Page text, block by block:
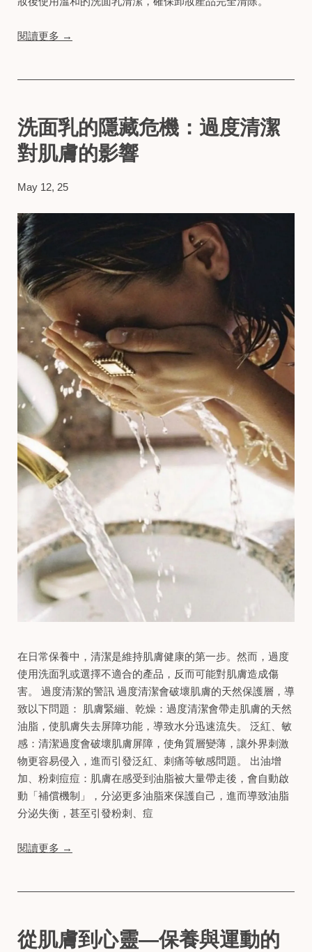
閱讀更多 →
洗面乳的隱藏危機：過度清潔
對肌膚的影響
May 12, 25
在日常保養中，清潔是維持肌膚健康的第一步。然而，過度
使用洗面乳或選擇不適合的產品，反而可能對肌膚造成傷
害。 過度清潔的警訊 過度清潔會破壞肌膚的天然保護層，導
致以下問題： 肌膚緊繃、乾燥：過度清潔會帶走肌膚的天然
油脂，使肌膚失去屏障功能，導致水分迅速流失。 泛紅、敏
感：清潔過度會破壞肌膚屏障，使角質層變薄，讓外界刺激
物更容易侵入，進而引發泛紅、刺痛等敏感問題。 出油增
加、粉刺痘痘：肌膚在感受到油脂被大量帶走後，會自動啟
動「補償機制」，分泌更多油脂來保護自己，進而導致油脂
分泌失衡，甚至引發粉刺、痘
閱讀更多 →
從肌膚到心靈—保養與運動的